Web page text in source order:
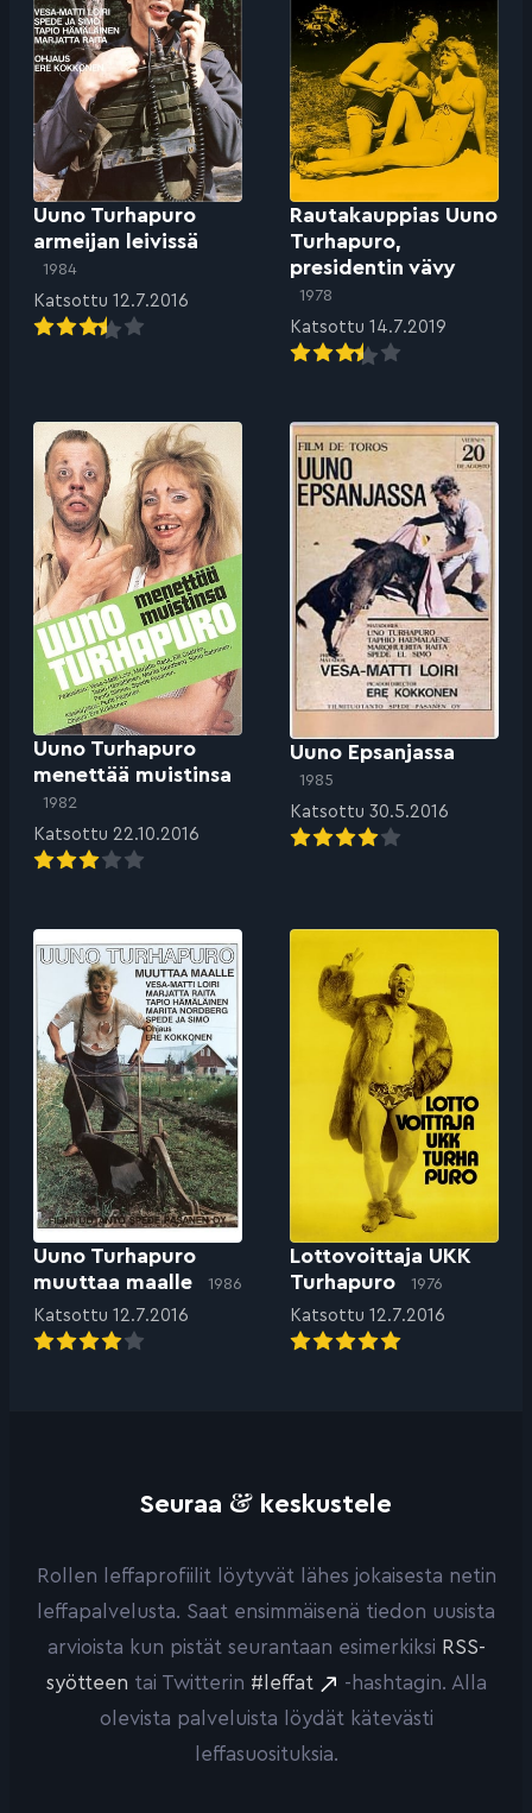
Uuno Turhapuro
armeijan leivissä
1984
Katsottu 12.7.2016
Rautakauppias Uuno
Turhapuro,
presidentin vävy
1978
Katsottu 14.7.2019
Uuno Turhapuro
menettää muistinsa
1982
Katsottu 22.10.2016
Uuno Epsanjassa
1985
Katsottu 30.5.2016
Uuno Turhapuro
muuttaa maalle
1986
Katsottu 12.7.2016
Lottovoittaja UKK
Turhapuro
1976
Katsottu 12.7.2016
Seuraa & keskustele
Rollen leffaprofiilit löytyvät lähes jokaisesta netin
leffapalvelusta. Saat ensimmäisenä tiedon uusista
arvioista kun pistät seurantaan esimerkiksi RSS-
syötteen tai Twitterin #leffat
-hashtagin. Alla
olevista palveluista löydät kätevästi
leffasuosituksia.